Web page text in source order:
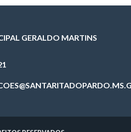
GERALDO MARTINS